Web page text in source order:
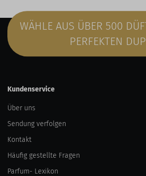
WÄHLE AUS ÜBER 500
PERFEKTEN
Kundenservice
Über uns
Sendung verfolgen
Kontakt
Häufig gestellte Fragen
Parfum- Lexikon